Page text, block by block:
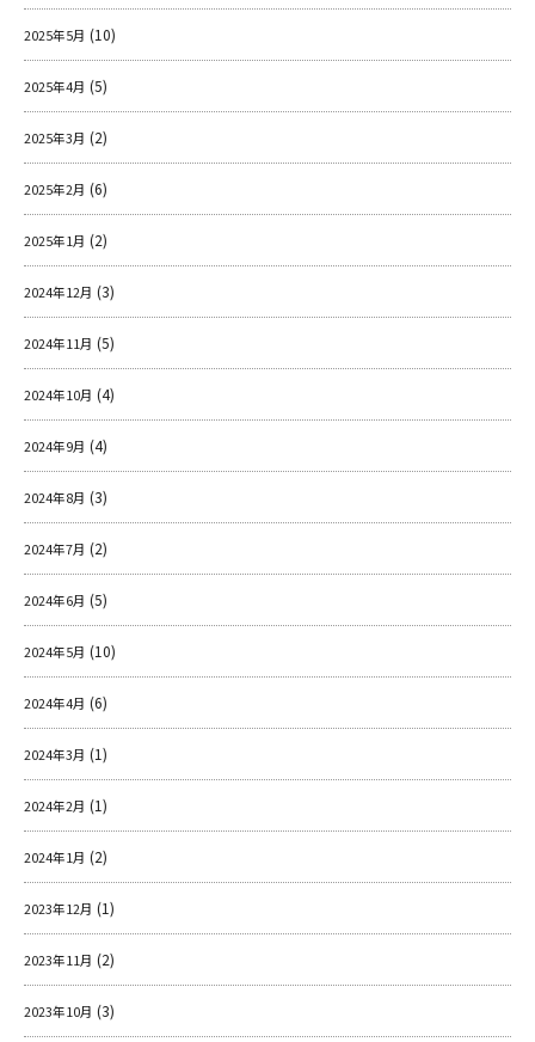
2025年5月 (10)
2025年4月 (5)
2025年3月 (2)
2025年2月 (6)
2025年1月 (2)
2024年12月 (3)
2024年11月 (5)
2024年10月 (4)
2024年9月 (4)
2024年8月 (3)
2024年7月 (2)
2024年6月 (5)
2024年5月 (10)
2024年4月 (6)
2024年3月 (1)
2024年2月 (1)
2024年1月 (2)
2023年12月 (1)
2023年11月 (2)
2023年10月 (3)